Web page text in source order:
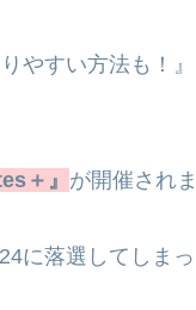
やすい方法も！
＋』 が開催され
に落選してしま